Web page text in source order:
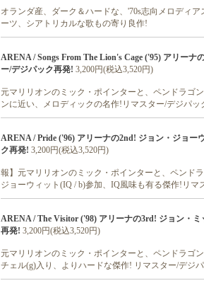
オランダ産、ダーク＆ハードな、'70s志向メロディ
ーツ、シアトリカルな歌もの寄り良作!
ARENA / Songs From The Lion's Cage ('95) アリー
ー/デジパック再発! 3,200円(税込3,520円)
元マリリオンのミック・ポインターと、ペンドラゴ
ンに近い、メロディックの名作!リマスター/デジパッ
ARENA / Pride ('96) アリーナの2nd! ジョン・ジョ
ク再発! 3,200円(税込3,520円)
報】元マリリオンのミック・ポインターと、ペンド
ジョーウィット(IQ / b)参加、IQ風味も有る傑作!リマ
ARENA / The Visitor ('98) アリーナの3rd! ジョン・
再発! 3,200円(税込3,520円)
元マリリオンのミック・ポインターと、ペンドラゴ
チェル(g)入り、よりハードな傑作! リマスター/デジ